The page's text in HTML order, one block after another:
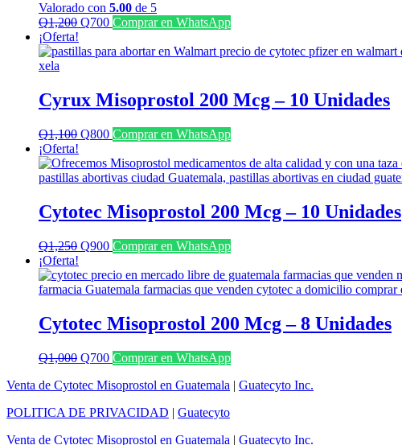
Valorado con 5.00 de 5
Q1,200 El
original
Q700El
actual
Comprar en WhatsApp
¡Oferta!
Cyrux Misoprostol 200 Mcg – 10 Unidades
Q1,100 El
original
era:
Q800El
actual
es:
Comprar en WhatsApp
¡Oferta!
Cytotec Misoprostol 200 Mcg – 10 Unidades
Q1,250 El
original
era:
Q900El
actual
es:
Comprar en WhatsApp
¡Oferta!
Cytotec Misoprostol 200 Mcg – 8 Unidades
Q1,000 El
original
Q1,000.
Q700El
actual
Q700.
Comprar en WhatsApp
Venta de Cytotec Misoprostol en Guatemala | Guatecyto Inc.
POLITICA DE PRIVACIDAD | Guatecyto
Venta de Cytotec Misoprostol en Guatemala | Guatecyto Inc.